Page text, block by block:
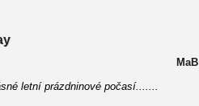
letní prázdninové počasí.......
MaB